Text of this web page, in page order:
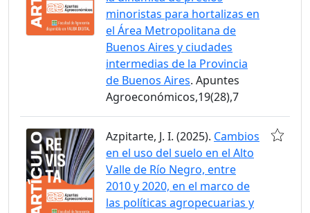
minoristas para hortalizas en
el Área Metropolitana de
Buenos Aires y ciudades
intermedias de la Provincia
de Buenos Aires. Apuntes
Agroeconómicos,19(28),7
Azpitarte, J. I. (2025). Cambios
en el uso del suelo en el Alto
Valle de Río Negro, entre
2010 y 2020, en el marco de
las políticas agropecuarias y